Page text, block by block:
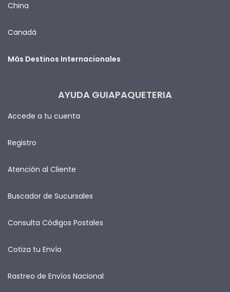
China
Canadá
Más Destinos Internacionales
AYUDA GUIAPAQUETERIA
Accede a tu cuenta
Registro
Atención al Cliente
Buscador de Sucursales
Consulta Códigos Postales
Cotiza tu Envío
Rastreo de Envíos Nacional